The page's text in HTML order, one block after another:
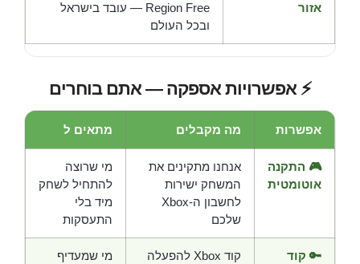
אזור
Region Free — עובד בישראל
ובכל העולם
⚡ אפשרויות אספקה — אתם בוחרים
אפשרות מה מקבלים מתאים ל
🎮 התקנה
אוטומטית
אנחנו מתקינים את
המשחק ישירות
לחשבון ה-Xbox
שלכם
מי שרוצה
להתחיל לשחק
מיד בלי
התעסקות
🔑 קוד
קוד Xbox להפעלה
מי שמעדיף